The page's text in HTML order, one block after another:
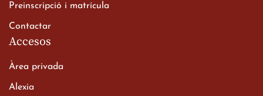
Preinscripció i matrícula
Contactar
Accesos
Àrea privada
Alexia